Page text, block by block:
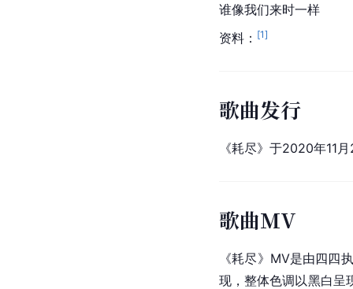
谁像我们来时一样
资料： [1]
歌曲发行
《耗尽》于2020年11
歌曲MV
《耗尽》MV是由四四
现，整体色调以黑白呈